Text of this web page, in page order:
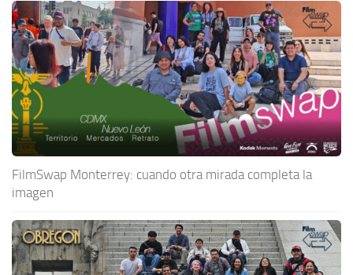
FilmSwap Monterrey: cuando otra mirada completa la
imagen